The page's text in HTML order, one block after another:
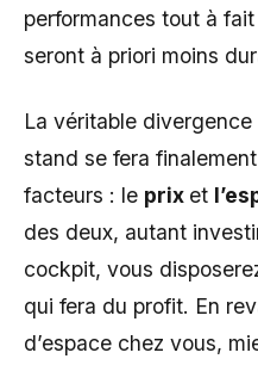
performances tout à
seront à priori moins
La véritable
stand se fera
facteurs : le prix et
des deux, autant
cockpit, vous
qui fera du profit. En
d’espace chez vous,